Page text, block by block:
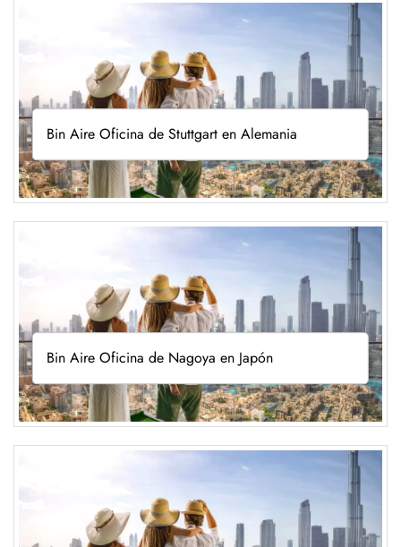
Bin Aire Oficina de Stuttgart en Alemania
Bin Aire Oficina de Nagoya en Japón